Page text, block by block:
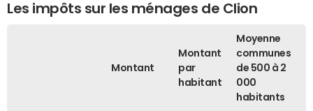
Les impôts sur les ménages de Clion
Montant
Montant
par
habitant
Moyenne
communes
de 500 à 2
000
habitants